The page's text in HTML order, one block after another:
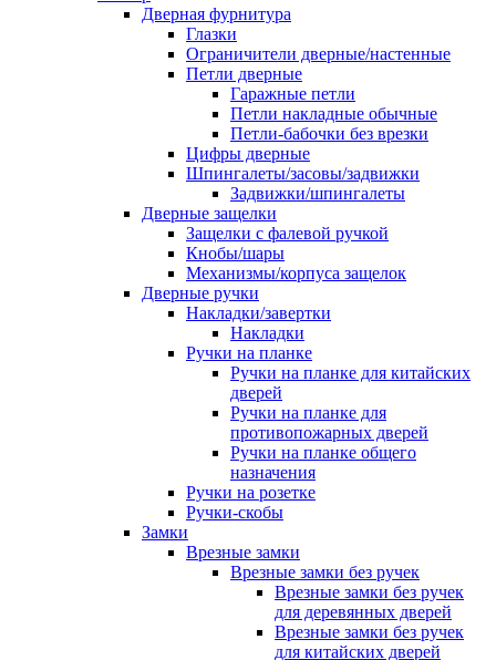
Дверная фурнитура
Глазки
Ограничители дверные/настенные
Петли дверные
Гаражные петли
Петли накладные обычные
Петли-бабочки без врезки
Цифры дверные
Шпингалеты/засовы/задвижки
Задвижки/шпингалеты
Дверные защелки
Защелки с фалевой ручкой
Кнобы/шары
Механизмы/корпуса защелок
Дверные ручки
Накладки/завертки
Накладки
Ручки на планке
Ручки на планке для китайских
дверей
Ручки на планке для
противопожарных дверей
Ручки на планке общего
назначения
Ручки на розетке
Ручки-скобы
Замки
Врезные замки
Врезные замки без ручек
Врезные замки без ручек
для деревянных дверей
Врезные замки без ручек
для китайских дверей